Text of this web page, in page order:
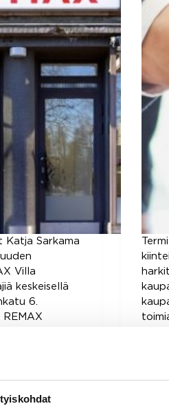
Katja Sarkama
Villa
keskeisellä
6.
REMAX